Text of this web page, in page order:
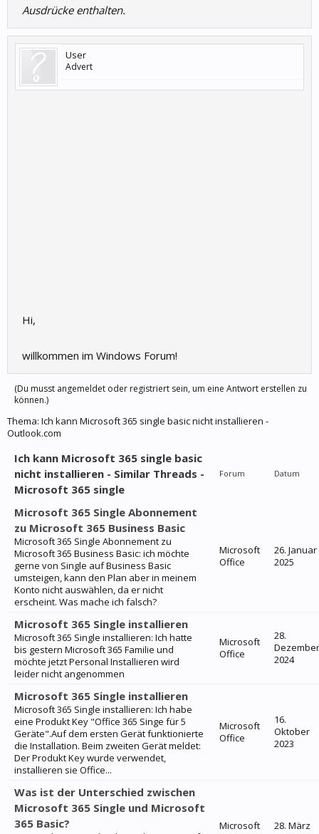
Ausdrücke enthalten.
User
Advert
Hi,
willkommen im Windows Forum!
(Du musst angemeldet oder registriert sein, um eine Antwort erstellen zu
können.)
Thema: Ich kann Microsoft 365 single basic nicht installieren -
Outlook.com
Ich kann Microsoft 365 single basic
nicht installieren - Similar Threads -
Microsoft 365 single
Forum Datum
Microsoft 365 Single Abonnement
zu Microsoft 365 Business Basic
Microsoft 365 Single Abonnement zu
Microsoft 365 Business Basic: ich möchte
gerne von Single auf Business Basic
umsteigen, kann den Plan aber in meinem
Konto nicht auswählen, da er nicht
erscheint. Was mache ich falsch?
Microsoft
Office
26. Januar
2025
Microsoft 365 Single installieren
Microsoft 365 Single installieren: Ich hatte
bis gestern Microsoft 365 Familie und
möchte jetzt Personal Installieren wird
leider nicht angenommen
Microsoft
Office
28.
Dezember
2024
Microsoft 365 Single installieren
Microsoft 365 Single installieren: Ich habe
eine Produkt Key "Office 365 Singe für 5
Geräte".Auf dem ersten Gerät funktionierte
die Installation. Beim zweiten Gerät meldet:
Der Produkt Key wurde verwendet,
installieren sie Office...
Microsoft
Office
16.
Oktober
2023
Was ist der Unterschied zwischen
Microsoft 365 Single und Microsoft
365 Basic?
Microsoft
28. März